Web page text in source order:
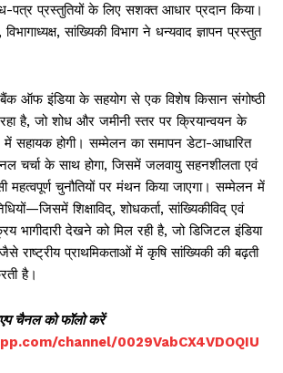
पत्र प्रस्तुतियों के लिए सशक्त आधार प्रदान किया।
सांख्यिकी विभाग ने धन्यवाद ज्ञापन प्रस्तुत
ऑफ इंडिया के सहयोग से एक विशेष किसान संगोष्ठी
है, जो शोध और जमीनी स्तर पर क्रियान्वयन के
में सहायक होगी। सम्मेलन का समापन डेटा-आधारित
चर्चा के साथ होगा, जिसमें जलवायु सहनशीलता एवं
चुनौतियों पर मंथन किया जाएगा। सम्मेलन में
शिक्षाविद्, शोधकर्ता, सांख्यिकीविद् एवं
भागीदारी देखने को मिल रही है, जो डिजिटल इंडिया
राष्ट्रीय प्राथमिकताओं में कृषि सांख्यिकी की बढ़ती
है।
चैनल को फॉलो करें
channel/0029VabCX4VDOQIU